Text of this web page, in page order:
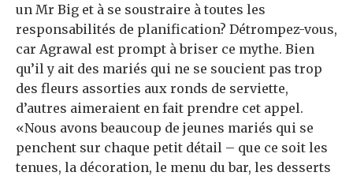
un Mr Big et à se soustraire à toutes les
responsabilités de planification? Détrompez-vous,
car Agrawal est prompt à briser ce mythe. Bien
qu’il y ait des mariés qui ne se soucient pas trop
des fleurs assorties aux ronds de serviette,
d’autres aimeraient en fait prendre cet appel.
«Nous avons beaucoup de jeunes mariés qui se
penchent sur chaque petit détail – que ce soit les
tenues, la décoration, le menu du bar, les desserts